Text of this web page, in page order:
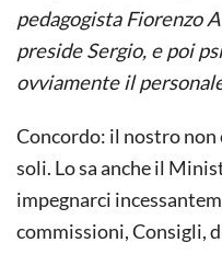
pedagogista Fiorenzo
preside Sergio, e poi
ovviamente il
Concordo: il nostro non
soli. Lo sa anche il
impegnarci
commissioni, Consigli,